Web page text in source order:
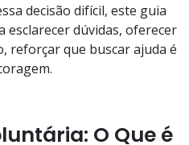
decisão difícil, este guia
dúvidas, oferecer
reforçar que buscar ajuda é
O Que é